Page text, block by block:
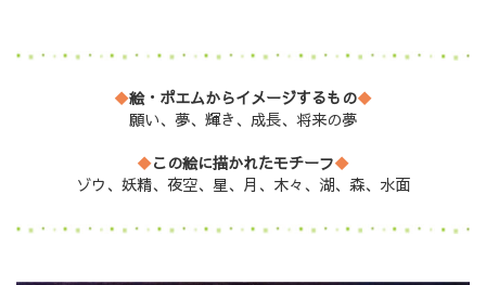
◆絵・ポエムからイメージするもの◆
願い、夢、輝き、成長、将来の夢
◆この絵に描かれたモチーフ◆
ゾウ、妖精、夜空、星、月、木々、湖、森、水面